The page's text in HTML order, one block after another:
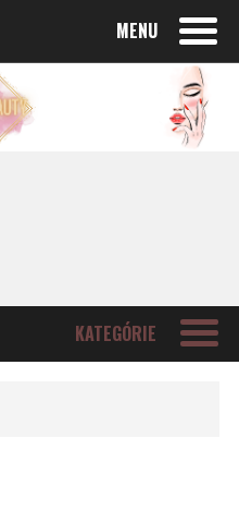
MENU
KATEGÓRIE